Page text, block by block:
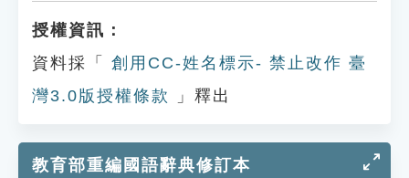
授權資訊：
資料採「
創用CC-姓名標示- 禁止改作 臺
灣3.0版授權條款
」釋出
教育部重編國語辭典修訂本